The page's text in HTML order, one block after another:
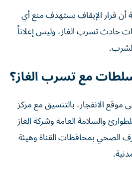
قرار الإيقاف يستهدف منع أي
حادث تسرب الغاز، وليس إعلاناً
مع تسرب الغاز؟
موقع الانفجار، بالتنسيق مع مركز
والسلامة العامة وشركة الغاز
الصحي بمحافظات القناة وهيئة